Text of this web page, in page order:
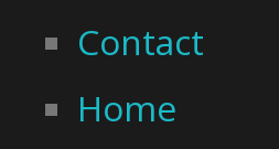
Contact
Home